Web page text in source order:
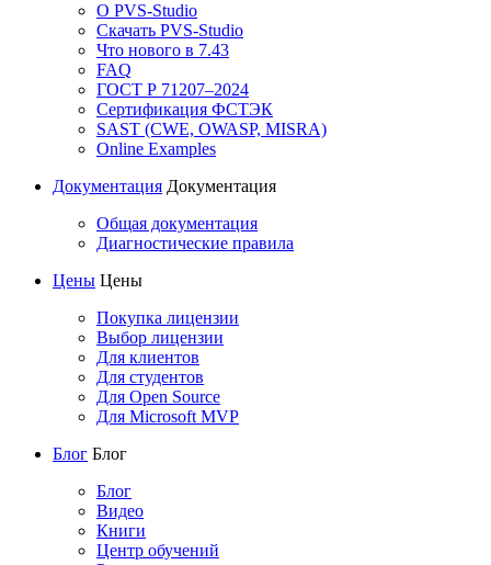
О PVS-Studio
Скачать PVS-Studio
Что нового в 7.43
FAQ
ГОСТ Р 71207–2024
Сертификация ФСТЭК
SAST (CWE, OWASP, MISRA)
Online Examples
Документация Документация
Общая документация
Диагностические правила
Цены Цены
Покупка лицензии
Выбор лицензии
Для клиентов
Для студентов
Для Open Source
Для Microsoft MVP
Блог Блог
Блог
Видео
Книги
Центр обучений